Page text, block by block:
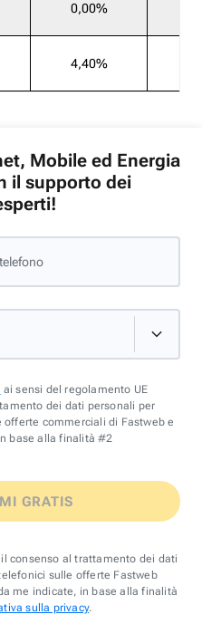
0,00%
4,40%
Mobile ed Energia
il supporto dei
ai sensi del regolamento UE
dei dati personali per
commerciali di Fastweb e
base alla finalità #2
GRATIS
consenso al trattamento dei dati
sulle offerte Fastweb
me indicate, in base alla finalità
sulla privacy.